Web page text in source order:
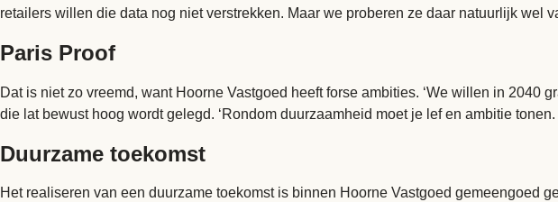
retailers willen die data nog niet verstrekken. Maar we proberen ze daar natuurlijk wel
Paris Proof
Dat is niet zo vreemd, want Hoorne Vastgoed heeft forse ambities. ‘We willen in 2040
die lat bewust hoog wordt gelegd. ‘Rondom duurzaamheid moet je lef en ambitie
Duurzame toekomst
Het realiseren van een duurzame toekomst is binnen Hoorne Vastgoed gemeengoed